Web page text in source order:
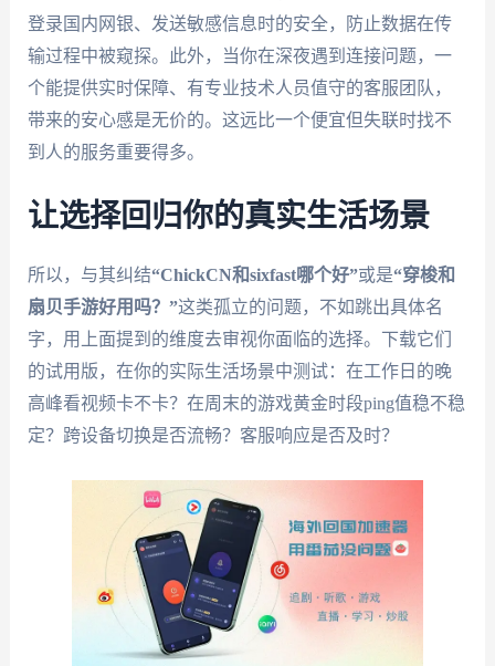
登录国内网银、发送敏感信息时的安全，防止数据在传
输过程中被窥探。此外，当你在深夜遇到连接问题，一
个能提供实时保障、有专业技术人员值守的客服团队，
带来的安心感是无价的。这远比一个便宜但失联时找不
到人的服务重要得多。
让选择回归你的真实生活场景
所以，与其纠结“ChickCN和sixfast哪个好”或是“穿梭和
扇贝手游好用吗？”这类孤立的问题，不如跳出具体名
字，用上面提到的维度去审视你面临的选择。下载它们
的试用版，在你的实际生活场景中测试：在工作日的晚
高峰看视频卡不卡？在周末的游戏黄金时段ping值稳不稳
定？跨设备切换是否流畅？客服响应是否及时？